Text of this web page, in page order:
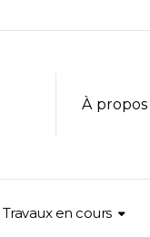
À propos
Travaux en cours